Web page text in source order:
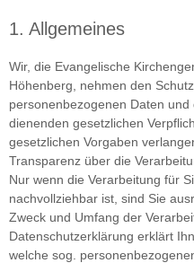
1. Allgemeines
Wir, die Evangelische
Höhenberg, nehmen den
personenbezogenen Daten und
dienenden gesetzlichen
gesetzlichen Vorgaben
Transparenz über die
Nur wenn die Verarbeitung für
nachvollziehbar ist, sind Sie
Zweck und Umfang der
Datenschutzerklärung erklärt
welche sog.